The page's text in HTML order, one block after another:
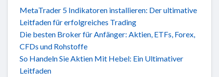
MetaTrader 5 Indikatoren installieren: Der ultimative
Leitfaden für erfolgreiches Trading
Die besten Broker für Anfänger: Aktien, ETFs, Forex,
CFDs und Rohstoffe
So Handeln Sie Aktien Mit Hebel: Ein Ultimativer
Leitfaden